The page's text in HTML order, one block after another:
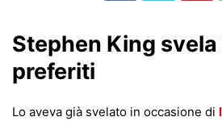
Stephen King
preferiti
Lo aveva già svelato in occasione di